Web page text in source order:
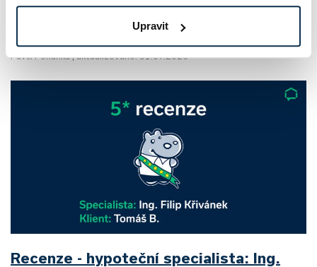
Upravit
klesl zisk na 8,5 miliardy korun, na druhé ale dál výrazně
Pavel Pohanka|aktualizováno: 31.07.2026
Recenze - hypoteční specialista: Ing.